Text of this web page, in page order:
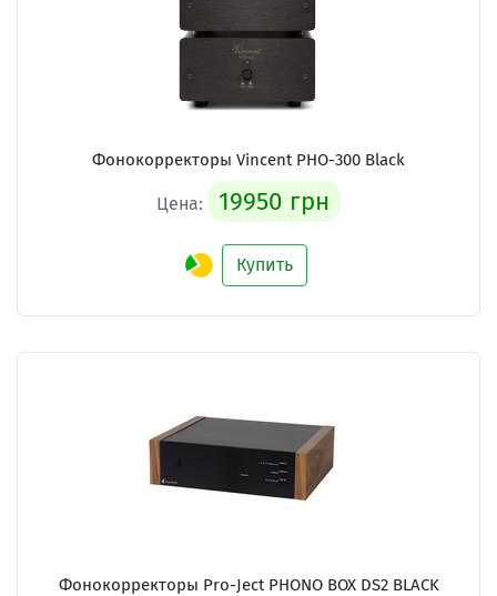
Фонокорректоры Vincent PHO-300 Black
Цена: 19950 грн
Купить
Фонокорректоры Pro-Ject PHONO BOX DS2 BLACK